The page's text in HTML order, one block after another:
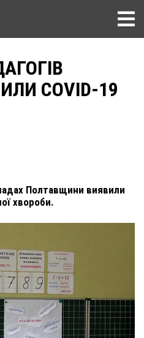
COVID-19
Полтавщини виявили
хвороби.